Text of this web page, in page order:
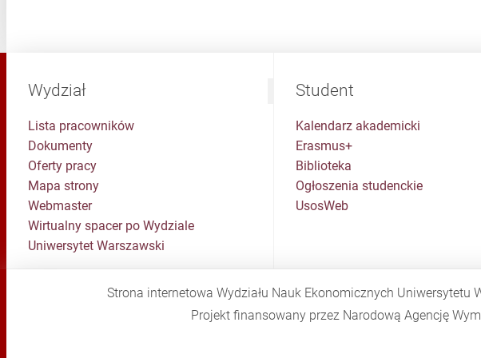
Wydział
Lista pracowników
Dokumenty
Oferty pracy
Mapa strony
Webmaster
Wirtualny spacer po Wydziale
Uniwersytet Warszawski
Student
Kalendarz akademicki
Erasmus+
Biblioteka
Ogłoszenia studenckie
UsosWeb
Strona internetowa Wydziału Nauk Ekonomicznych Uniwersytetu
Projekt finansowany przez Narodową Agencję